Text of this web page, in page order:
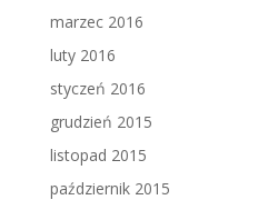
marzec 2016
luty 2016
styczeń 2016
grudzień 2015
listopad 2015
październik 2015